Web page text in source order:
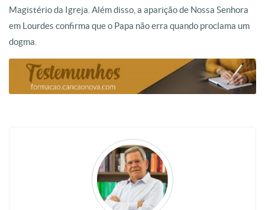
Magistério da Igreja. Além disso, a aparição de Nossa Senhora
em Lourdes confirma que o Papa não erra quando proclama um
dogma.